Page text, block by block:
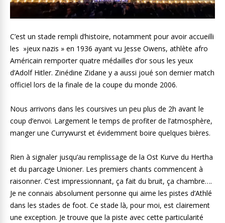
C’est un stade rempli d’histoire, notamment pour avoir accueilli
les »jeux nazis » en 1936 ayant vu Jesse Owens, athlète afro
Américain remporter quatre médailles d’or sous les yeux
d’Adolf Hitler. Zinédine Zidane y a aussi joué son dernier match
officiel lors de la finale de la coupe du monde 2006.
Nous arrivons dans les coursives un peu plus de 2h avant le
coup d’envoi. Largement le temps de profiter de l’atmosphère,
manger une Currywurst et évidemment boire quelques bières.
Rien à signaler jusqu’au remplissage de la Ost Kurve du Hertha
et du parcage Unioner. Les premiers chants commencent à
raisonner. C’est impressionnant, ça fait du bruit, ça chambre….
Je ne connais absolument personne qui aime les pistes d’Athlé
dans les stades de foot. Ce stade là, pour moi, est clairement
une exception. Je trouve que la piste avec cette particularité